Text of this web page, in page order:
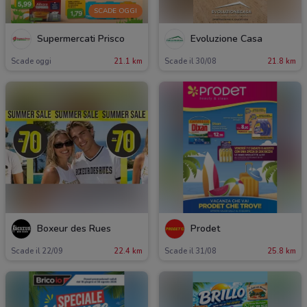
SCADE OGGI
Supermercati Prisco
Scade oggi 21.1 km
Evoluzione Casa
Scade il 30/08 21.8 km
Boxeur des Rues
Scade il 22/09 22.4 km
Prodet
Scade il 31/08 25.8 km